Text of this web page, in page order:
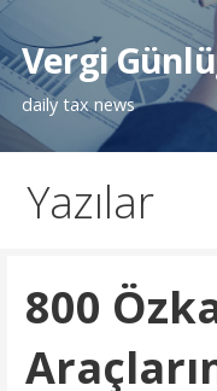
İçeriğe
atlaVergi
daily tax news
Yazılar
800